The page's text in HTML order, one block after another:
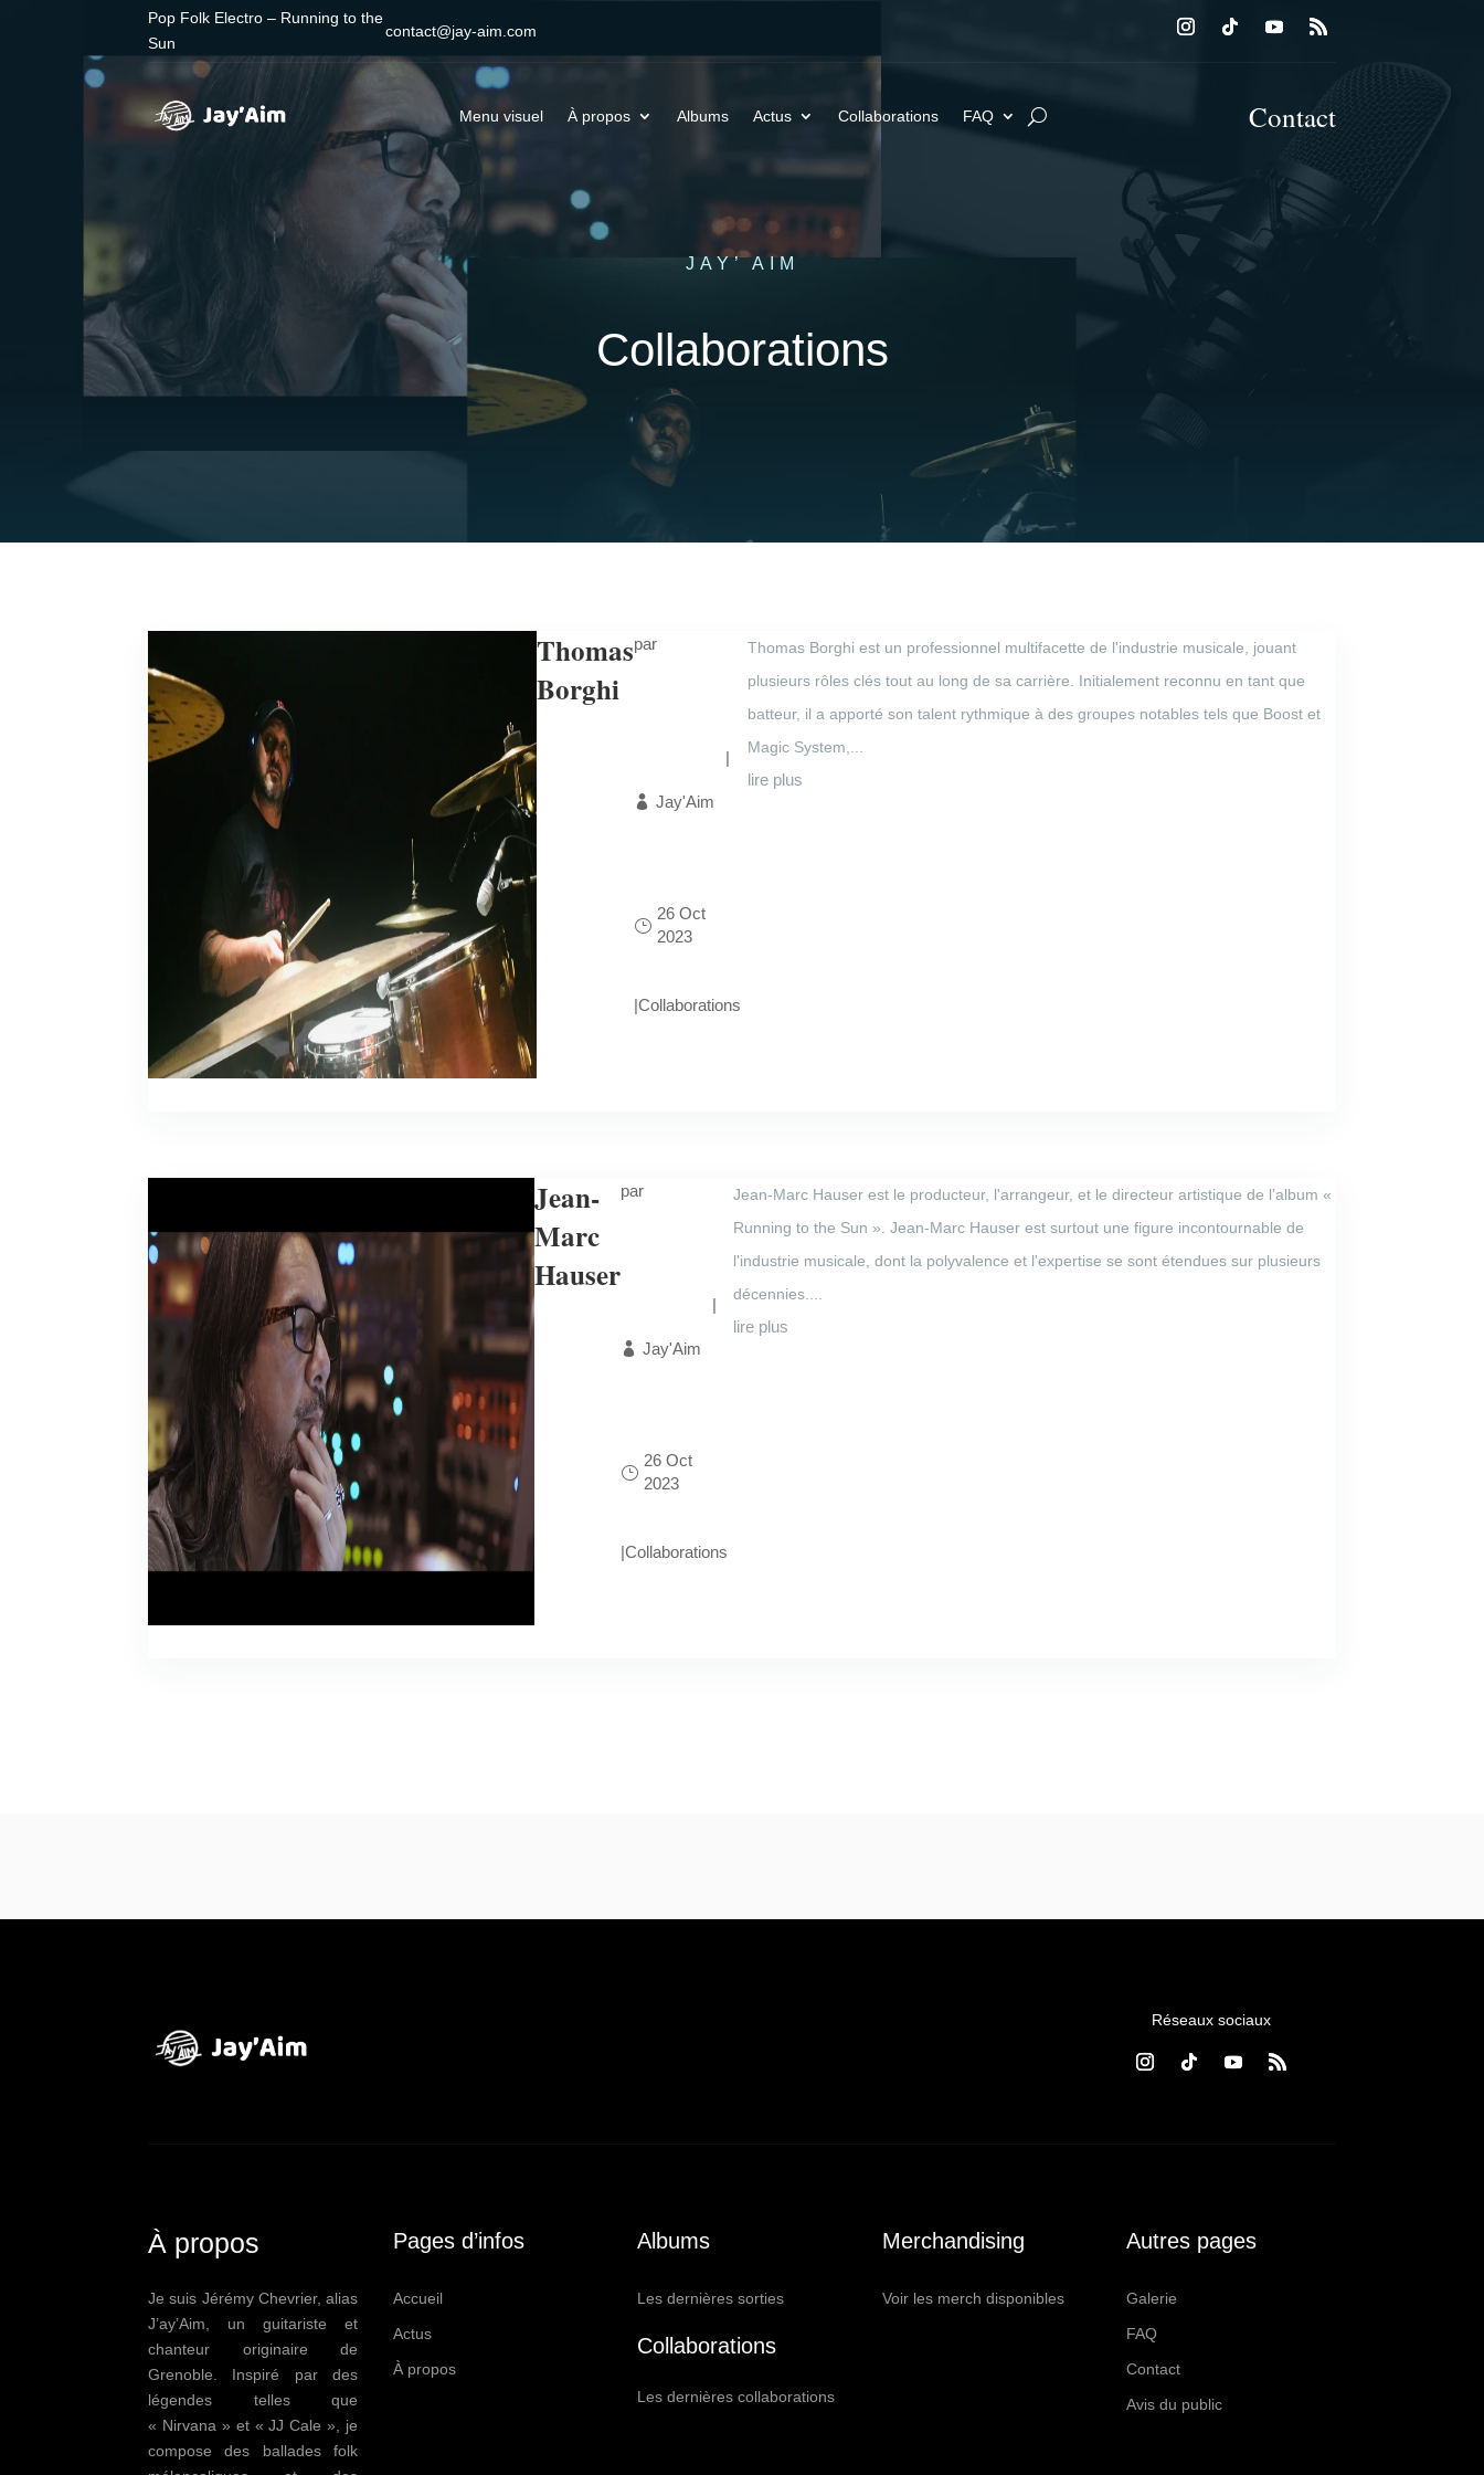
Pop Folk Electro – Running to the
Sun
contact@jay-aim.com
Menu visuel À propos Albums Actus Collaborations FAQ Contact
JAY’ AIM
Collaborations
Thomas
Borghi
par
Jay'Aim
|
26 Oct
2023
|Collaborations
Thomas Borghi est un professionnel multifacette de l'industrie musicale, jouant
plusieurs rôles clés tout au long de sa carrière. Initialement reconnu en tant que
batteur, il a apporté son talent rythmique à des groupes notables tels que Boost et
Magic System,...
lire plus
Jean-
Marc
Hauser
par
Jay'Aim
|
26 Oct
2023
|Collaborations
Jean-Marc Hauser est le producteur, l'arrangeur, et le directeur artistique de l’album «
Running to the Sun ». Jean-Marc Hauser est surtout une figure incontournable de
l'industrie musicale, dont la polyvalence et l'expertise se sont étendues sur plusieurs
décennies....
lire plus
Réseaux sociaux
À propos
Je suis Jérémy Chevrier, alias
J’ay’Aim, un guitariste et
chanteur originaire de
Grenoble. Inspiré par des
légendes telles que
« Nirvana » et « JJ Cale », je
compose des ballades folk
Pages d’infos
Accueil
Actus
À propos
Albums
Les dernières sorties
Collaborations
Les dernières collaborations
Merchandising
Voir les merch disponibles
Autres pages
Galerie
FAQ
Contact
Avis du public